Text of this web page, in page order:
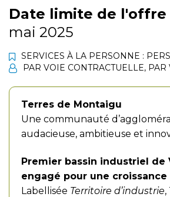
Date limite de l'offre
mai 2025
SERVICES À LA PERSONNE :
PAR VOIE CONTRACTUELLE, PAR
Terres de Montaigu
Une communauté
audacieuse, ambitieuse et
Premier bassin industriel de
engagé pour une croissance
Labellisée Territoire d’industrie,